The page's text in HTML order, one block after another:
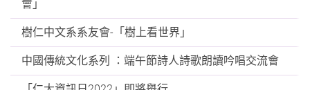
會」
樹仁中文系系友會-「樹上看世界」
中國傳統文化系列 ：端午節詩人詩歌朗讀吟唱交流會